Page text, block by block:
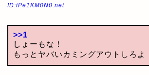
ID:tPe1KM0N0.net
>>1
しょーもな！
もっとヤバいカミングアウトしろよ